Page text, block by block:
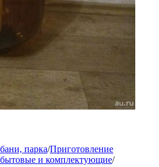
парка/Приготовление
и комплектующие/